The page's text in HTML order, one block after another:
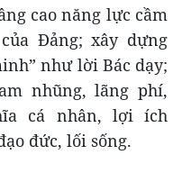
cao năng lực cầm
Đảng; xây dựng
như lời Bác dạy;
nhũng, lãng phí,
cá nhân, lợi ích
đức, lối sống.